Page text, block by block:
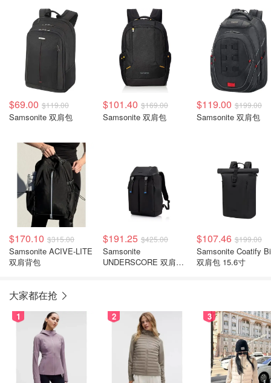
$69.00 $119.00
Samsonite 双肩包
$101.40 $169.00
Samsonite 双肩包
$119.00 $199.00
Samsonite 双肩包
$170.10 $315.00
Samsonite ACIVE-LITE
双肩背包
$191.25 $425.00
Samsonite
UNDERSCORE 双肩包
$107.46 $199.00
Samsonite Coatify
双肩包 15.6寸
大家都在抢
1 2 3